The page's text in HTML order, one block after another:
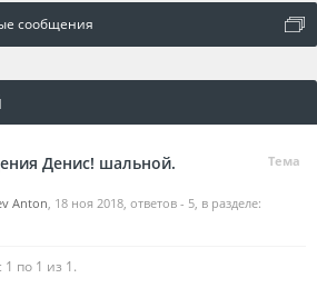
сообщения
Тема
Денис! шальной.
Anton, 18 ноя 2018, ответов - 5, в разделе:
1 по 1 из 1.
оват